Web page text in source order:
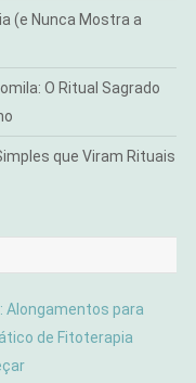
(e Nunca Mostra a
O Ritual Sagrado
que Viram Rituais
Alongamentos para
de Fitoterapia